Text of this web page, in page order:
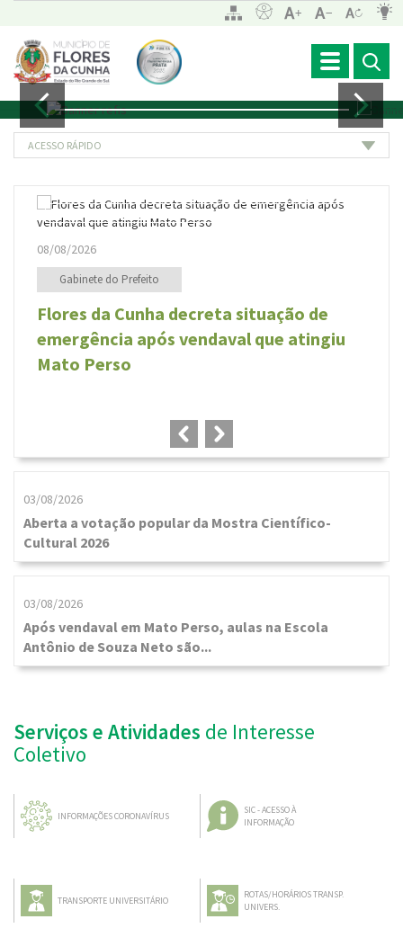
Toggle
navigation
ACESSO RÁPIDO
08/08/2026
Gabinete do Prefeito
Flores da Cunha decreta situação de
emergência após vendaval que atingiu
Mato Perso
03/08/2026
Aberta a votação popular da Mostra Científico-
Cultural 2026
03/08/2026
Após vendaval em Mato Perso, aulas na Escola
Antônio de Souza Neto são...
Serviços e Atividades de Interesse
Coletivo
INFORMAÇÕES CORONAVÍRUS
SIC - ACESSO À
INFORMAÇÃO
TRANSPORTE UNIVERSITÁRIO
ROTAS/HORÁRIOS TRANSP.
UNIVERS.